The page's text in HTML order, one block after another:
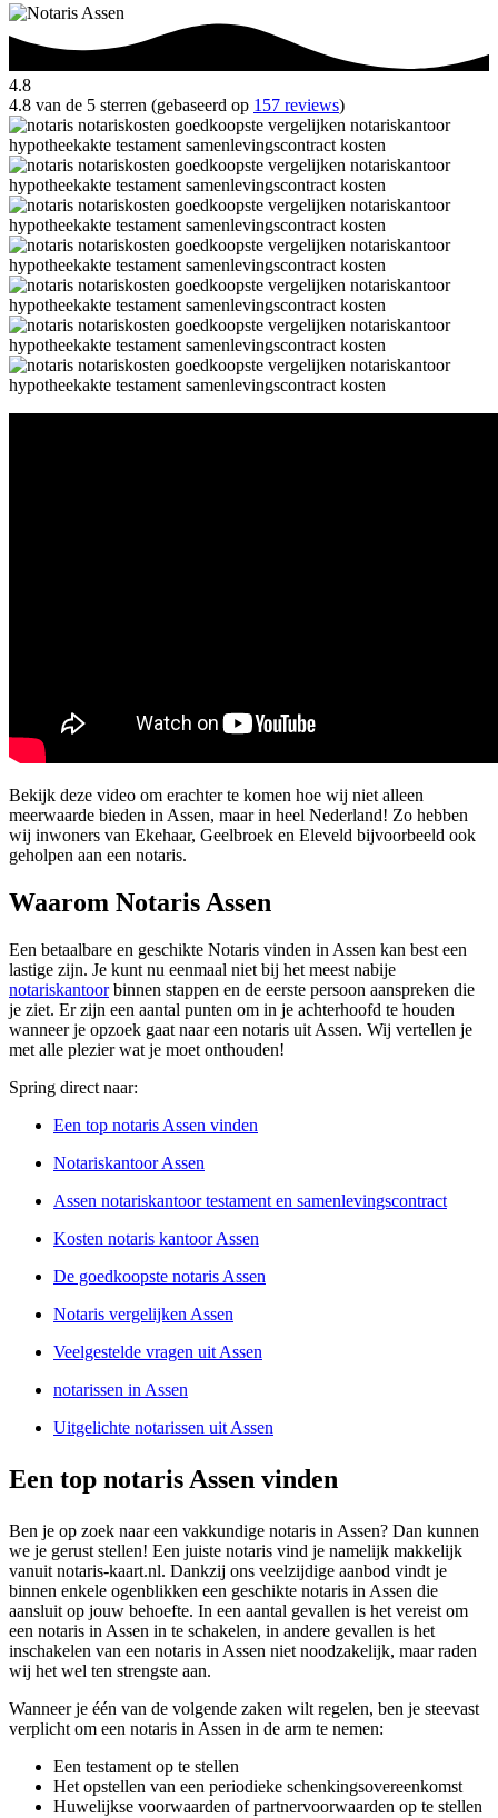
4.8
4.8 van de 5 sterren (gebaseerd op 157 reviews)
Bekijk deze video om erachter te komen hoe wij niet alleen
meerwaarde bieden in Assen, maar in heel Nederland! Zo hebben
wij inwoners van Ekehaar, Geelbroek en Eleveld bijvoorbeeld ook
geholpen aan een notaris.
Waarom Notaris Assen
Een betaalbare en geschikte Notaris vinden in Assen kan best een
lastige zijn. Je kunt nu eenmaal niet bij het meest nabije
notariskantoorbinnen stappen en de eerste persoon aanspreken die
je ziet. Er zijn een aantal punten om in je achterhoofd te houden
wanneer je opzoek gaat naar een notaris uit Assen. Wij vertellen je
met alle plezier wat je moet onthouden!
Spring direct naar:
Een top notaris Assen vinden
Notariskantoor Assen
Assen notariskantoor testament en samenlevingscontract
Kosten notaris kantoor Assen
De goedkoopste notaris Assen
Notaris vergelijken Assen
Veelgestelde vragen uit Assen
notarissen in Assen
Uitgelichte notarissen uit Assen
Een top notaris Assen vinden
Ben je op zoek naar een vakkundige notaris in Assen? Dan kunnen
we je gerust stellen! Een juiste notaris vind je namelijk makkelijk
vanuit notaris-kaart.nl. Dankzij ons veelzijdige aanbod vindt je
binnen enkele ogenblikken een geschikte notaris in Assen die
aansluit op jouw behoefte. In een aantal gevallen is het vereist om
een notaris in Assen in te schakelen, in andere gevallen is het
inschakelen van een notaris in Assen niet noodzakelijk, maar raden
wij het wel ten strengste aan.
Wanneer je één van de volgende zaken wilt regelen, ben je steevast
verplicht om een notaris in Assen in de arm te nemen:
Een testament op te stellen
Het opstellen van een periodieke schenkingsovereenkomst
Huwelijkse voorwaarden of partnervoorwaarden op te stellen